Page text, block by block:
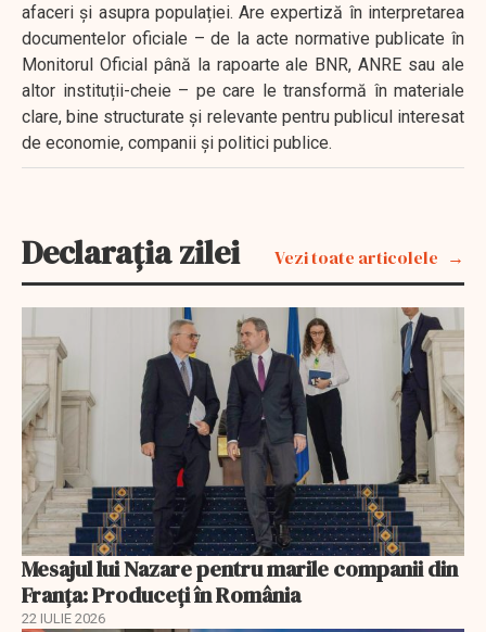
afaceri și asupra populației. Are expertiză în interpretarea
documentelor oficiale – de la acte normative publicate în
Monitorul Oficial până la rapoarte ale BNR, ANRE sau ale
altor instituții-cheie – pe care le transformă în materiale
clare, bine structurate și relevante pentru publicul interesat
de economie, companii și politici publice.
Declarația zilei Vezi toate articolele
Mesajul lui Nazare pentru marile companii din
Franța: Produceți în România
22 IULIE 2026